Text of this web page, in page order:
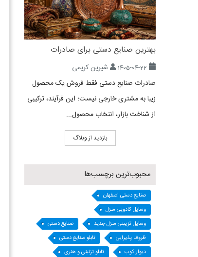
بهترین صنایع دستی برای صادرات
1405-04-22
شیرین کریمی
صادرات صنایع دستی فقط فروش یک محصول
زیبا به مشتری خارجی نیست؛ این فرآیند، ترکیبی
از شناخت بازار، انتخاب محصول...
بازدید از وبلاگ
محبوب‌ترین برچسب‌ها
صنایع دستی اصفهان
وسایل کادویی منزل
وسایل تزیینی منزل جدید
صنایع دستی
ظروف پذیرایی
تابلو صنایع دستی
دیوار کوب
تابلو تزئینی و هنری